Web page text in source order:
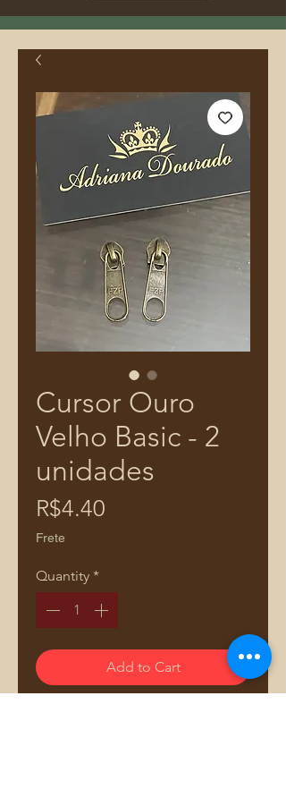
Cursor Ouro
Velho Basic - 2
unidades
R$4.40
Frete
Quantity *
Add to Cart